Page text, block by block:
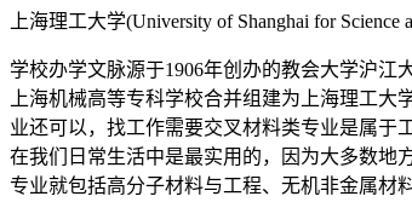
上海理工大学(University of Shanghai for
学校办学文脉源于1906年创办的教会大学沪江
上海机械高等专科学校合并组建为上海理工
业还可以，找工作需要交叉材料类专业是属于
在我们日常生活中是最实用的，因为大多数地
专业就包括高分子材料与工程、无机非金属材